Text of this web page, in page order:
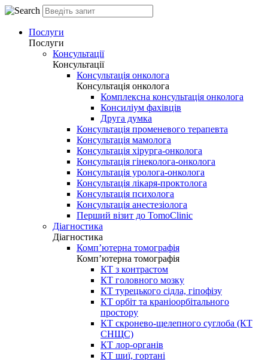
Послуги
Послуги
Консультації
Консультації
Консультація онколога
Консультація онколога
Комплексна консультація онколога
Консиліум фахівців
Друга думка
Консультація променевого терапевта
Консультація мамолога
Консультація хірурга-онколога
Консультація гінеколога-онколога
Консультація уролога-онколога
Консультація лікаря-проктолога
Консультація психолога
Консультація анестезіолога
Перший візит до TomoClinic
Діагностика
Діагностика
Комп’ютерна томографія
Комп’ютерна томографія
КТ з контрастом
КТ головного мозку
КТ турецького сідла, гіпофізу
КТ орбіт та краніоорбітального
простору
КТ скронево-щелепного суглоба (КТ
СНЩС)
КТ лор-органів
КТ шиї, гортані